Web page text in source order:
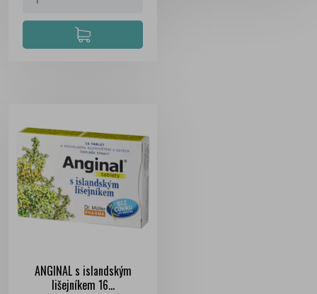
ANGINAL s islandským
lišejníkem 16...